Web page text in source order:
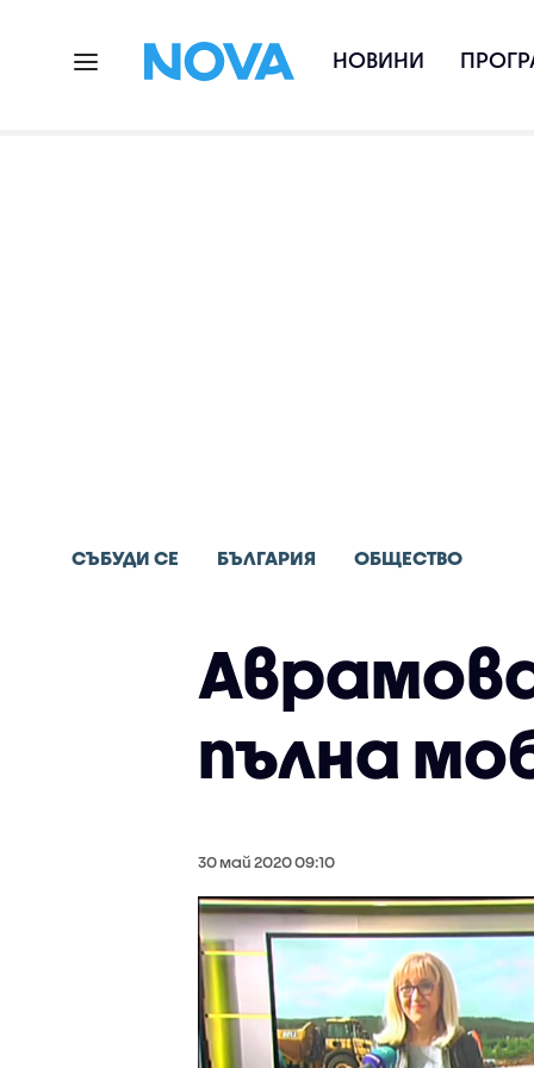
НОВИНИ
СЪБУДИ СЕ БЪЛГАРИЯ ОБЩЕСТВО
пълна
30 май 2020 09:10